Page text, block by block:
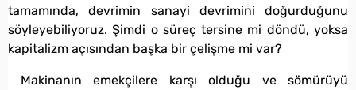
tamamında, devrimin sanayi devrimini doğurduğunu
söyleyebiliyoruz. Şimdi o süreç tersine mi döndü, yoksa
kapitalizm açısından başka bir çelişme mi var?
Makinanın emekçilere karşı olduğu ve sömürüyü